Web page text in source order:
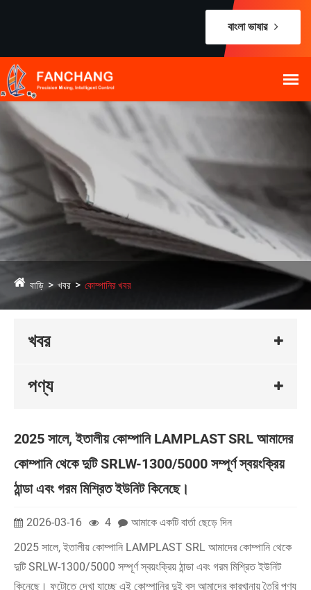
বাংলা ভাষার
বাড়ি খবর কোম্পানির খবর
খবর
পণ্য
2025 সালে, ইতালীয় কোম্পানি LAMPLAST SRL আমাদের
কোম্পানি থেকে দুটি SRLW-1300/5000 সম্পূর্ণ স্বয়ংক্রিয়
ঠান্ডা এবং গরম মিশ্রিত ইউনিট কিনেছে।
2026-03-16 4
আমাকে একটি বার্তা ছেড়ে দিন
2025 সালে, ইতালীয় কোম্পানি LAMPLAST SRL আমাদের কোম্পানি থেকে
দুটি SRLW-1300/5000 সম্পূর্ণ স্বয়ংক্রিয় ঠান্ডা এবং গরম মিশ্রিত ইউনিট
কিনেছে। ফটোতে দেখা যাচ্ছে এই কোম্পানির দুই বস আমাদের কারখানায় তৈরি পণ্য